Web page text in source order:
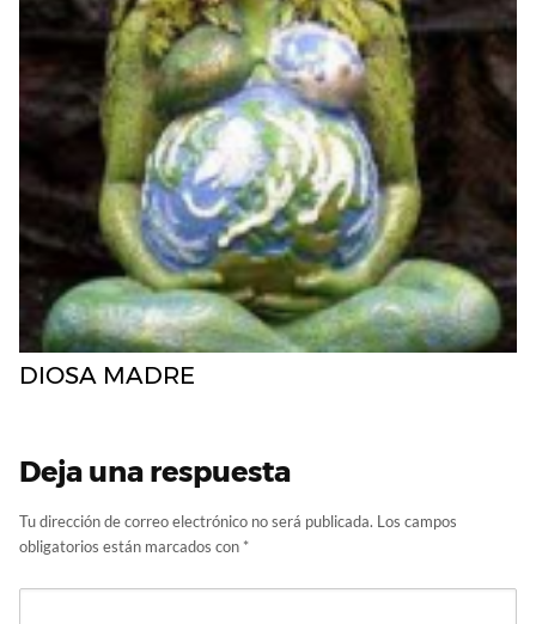
DIOSA MADRE
Deja una respuesta
Tu dirección de correo electrónico no será publicada. Los campos
obligatorios están marcados con *